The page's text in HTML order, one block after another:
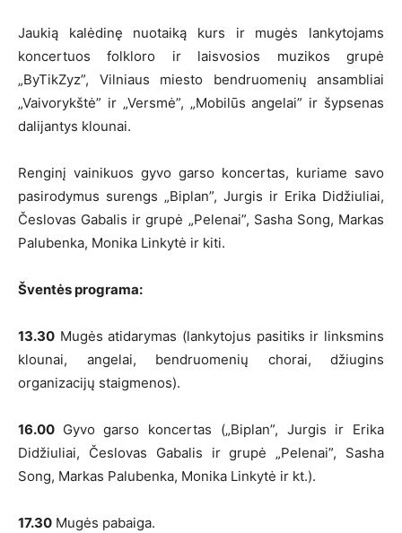
Jaukią kalėdinę nuotaiką kurs ir mugės lankytojams
koncertuos folkloro ir laisvosios muzikos grupė
„ByTikZyz”, Vilniaus miesto bendruomenių ansambliai
„Vaivorykštė” ir „Versmė”, „Mobilūs angelai” ir šypsenas
dalijantys klounai.
Renginį vainikuos gyvo garso koncertas, kuriame savo
pasirodymus surengs „Biplan”, Jurgis ir Erika Didžiuliai,
Česlovas Gabalis ir grupė „Pelenai”, Sasha Song, Markas
Palubenka, Monika Linkytė ir kiti.
Šventės programa:
13.30 Mugės atidarymas (lankytojus pasitiks ir linksmins
klounai, angelai, bendruomenių chorai, džiugins
organizacijų staigmenos).
16.00 Gyvo garso koncertas („Biplan”, Jurgis ir Erika
Didžiuliai, Česlovas Gabalis ir grupė „Pelenai”, Sasha
Song, Markas Palubenka, Monika Linkytė ir kt.).
17.30 Mugės pabaiga.